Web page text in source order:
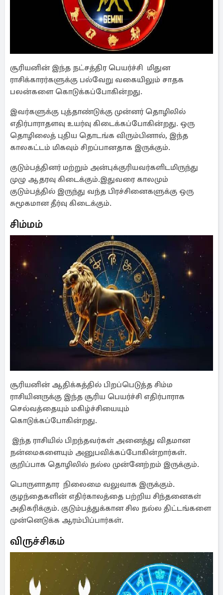
சூரியனின் இந்த நட்சத்திர பெயர்ச்சி மிதுன
ராசிக்காரர்களுக்கு பல்வேறு வகையிலும் சாதக
பலன்களை கொடுக்கப்போகின்றது.
இவர்களுக்கு புத்தாண்டுக்கு முன்னர் தொழிலில்
எதிர்பாராதளவு உயர்வு கிடைக்கப்போகின்றது. ஒரு
தொழிலைத் புதிய தொடங்க விரும்பினால், இந்த
காலகட்டம் மிகவும் சிறப்பானதாக இருக்கும்.
குடும்பத்தினர் மற்றும் அன்புக்குரியவர்களிடமிருந்து
முழு ஆதரவு கிடைக்கும்.இதுவரை காலமும்
குடும்பத்தில் இருந்து வந்த பிரச்சினைகளுக்கு ஒரு
சுமூகமான தீர்வு கிடைக்கும்.
சிம்மம்
சூரியனின் ஆதிக்கத்தில் பிறப்பெடுத்த சிம்ம
ராசியினருக்கு இந்த சூரிய பெயர்ச்சி எதிர்பாராக
செல்வத்தையும் மகிழ்ச்சியையும்
கொடுக்கப்போகின்றது.
இந்த ராசியில் பிறந்தவர்கள் அனைத்து விதமான
நன்மைகளையும் அனுபவிக்கப்போகின்றார்கள்.
குறிப்பாக தொழிலில் நல்ல முன்னேற்றம் இருக்கும்.
பொருளாதார நிலைமை வலுவாக இருக்கும்.
குழந்தைகளின் எதிர்காலத்தை பற்றிய சிந்தனைகள்
அதிகரிக்கும். குடும்பத்துக்கான சில நல்ல திட்டங்களை
முன்னெடுக்க ஆரம்பிப்பார்கள்.
விருச்சிகம்